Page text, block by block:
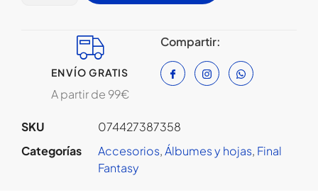
ENVÍO GRATIS
A partir de 99€
Compartir:
SKU
074427387358
Categorías
Accesorios,⁠Álbumes y hojas, Final
Fantasy